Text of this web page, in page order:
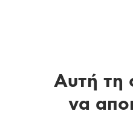
Αυτή τη
να